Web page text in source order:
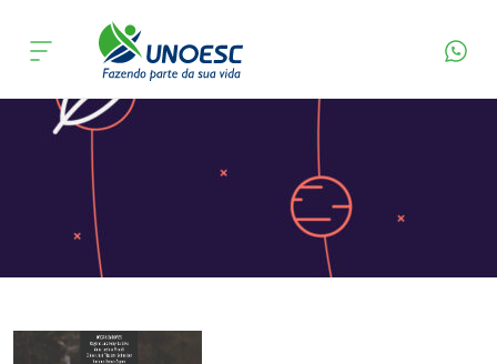
Cursos
Onde estamos
Atendimento ao Estudante